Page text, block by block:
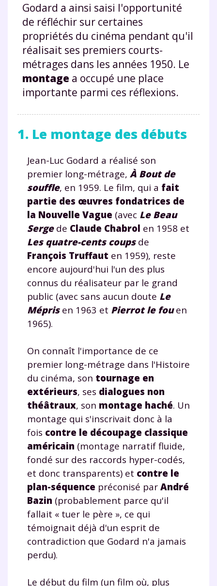
Godard a ainsi saisi l'opportunité
de réfléchir sur certaines
propriétés du cinéma pendant qu'il
réalisait ses premiers courts-
métrages dans les années 1950. Le
montage a occupé une place
importante parmi ces réflexions.
1. Le montage des débuts
Jean-Luc Godard a réalisé son
premier long-métrage, À Bout de
souffle, en 1959. Le film, qui a fait
partie des œuvres fondatrices de
la Nouvelle Vague (avec Le Beau
Sergede Claude Chabrol en 1958 et
Les quatre-cents coupsde
François Truffaut en 1959), reste
encore aujourd'hui l'un des plus
connus du réalisateur par le grand
public (avec sans aucun doute Le
Méprisen 1963 et Pierrot le fouen
1965).
On connaît l'importance de ce
premier long-métrage dans l'Histoire
du cinéma, son tournage en
extérieurs, ses dialogues non
théâtraux, son montage haché. Un
montage qui s'inscrivait donc à la
fois contre le découpage classique
américain (montage narratif fluide,
fondé sur des raccords hyper-codés,
et donc transparents) et contre le
plan-séquence préconisé par André
Bazin (probablement parce qu'il
fallait « tuer le père », ce qui
témoignait déjà d'un esprit de
contradiction que Godard n'a jamais
perdu).
Le début du film (un film où, plus